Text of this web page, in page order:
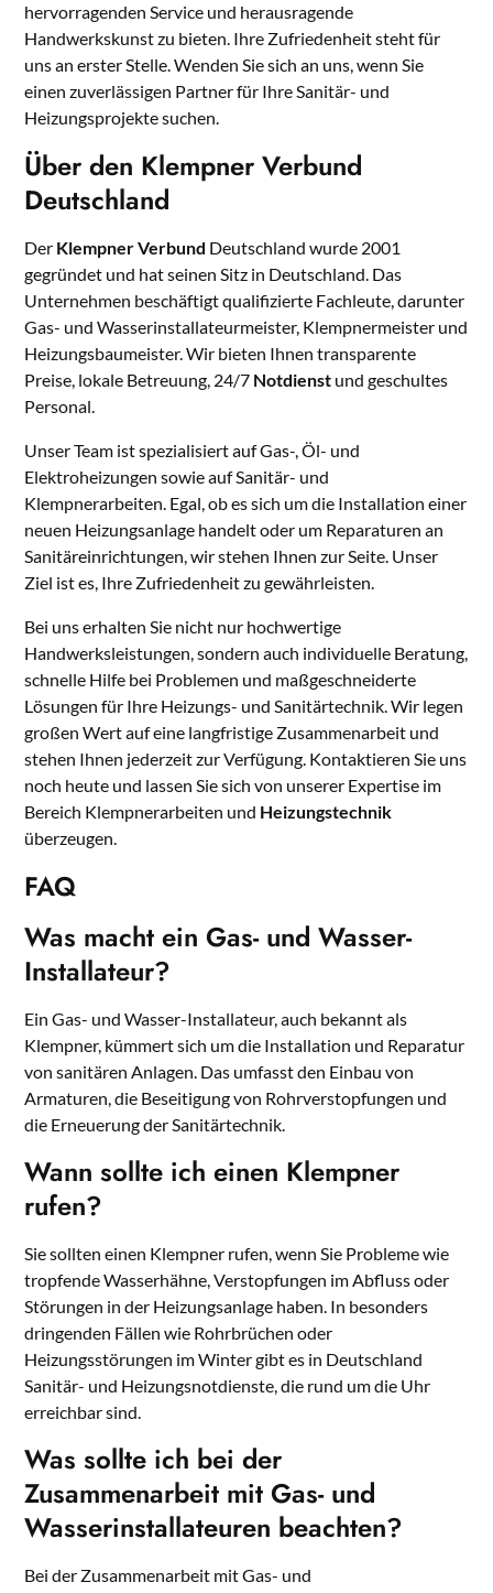
hervorragenden Service und herausragende
Handwerkskunst zu bieten. Ihre Zufriedenheit steht für
uns an erster Stelle. Wenden Sie sich an uns, wenn Sie
einen zuverlässigen Partner für Ihre Sanitär- und
Heizungsprojekte suchen.
Über den Klempner Verbund
Deutschland
Der Klempner Verbund Deutschland wurde 2001
gegründet und hat seinen Sitz in Deutschland. Das
Unternehmen beschäftigt qualifizierte Fachleute, darunter
Gas- und Wasserinstallateurmeister, Klempnermeister und
Heizungsbaumeister. Wir bieten Ihnen transparente
Preise, lokale Betreuung, 24/7 Notdienst und geschultes
Personal.
Unser Team ist spezialisiert auf Gas-, Öl- und
Elektroheizungen sowie auf Sanitär- und
Klempnerarbeiten. Egal, ob es sich um die Installation einer
neuen Heizungsanlage handelt oder um Reparaturen an
Sanitäreinrichtungen, wir stehen Ihnen zur Seite. Unser
Ziel ist es, Ihre Zufriedenheit zu gewährleisten.
Bei uns erhalten Sie nicht nur hochwertige
Handwerksleistungen, sondern auch individuelle Beratung,
schnelle Hilfe bei Problemen und maßgeschneiderte
Lösungen für Ihre Heizungs- und Sanitärtechnik. Wir legen
großen Wert auf eine langfristige Zusammenarbeit und
stehen Ihnen jederzeit zur Verfügung. Kontaktieren Sie uns
noch heute und lassen Sie sich von unserer Expertise im
Bereich Klempnerarbeiten und Heizungstechnik
überzeugen.
FAQ
Was macht ein Gas- und Wasser-
Installateur?
Ein Gas- und Wasser-Installateur, auch bekannt als
Klempner, kümmert sich um die Installation und Reparatur
von sanitären Anlagen. Das umfasst den Einbau von
Armaturen, die Beseitigung von Rohrverstopfungen und
die Erneuerung der Sanitärtechnik.
Wann sollte ich einen Klempner
rufen?
Sie sollten einen Klempner rufen, wenn Sie Probleme wie
tropfende Wasserhähne, Verstopfungen im Abfluss oder
Störungen in der Heizungsanlage haben. In besonders
dringenden Fällen wie Rohrbrüchen oder
Heizungsstörungen im Winter gibt es in Deutschland
Sanitär- und Heizungsnotdienste, die rund um die Uhr
erreichbar sind.
Was sollte ich bei der
Zusammenarbeit mit Gas- und
Wasserinstallateuren beachten?
Bei der Zusammenarbeit mit Gas- und